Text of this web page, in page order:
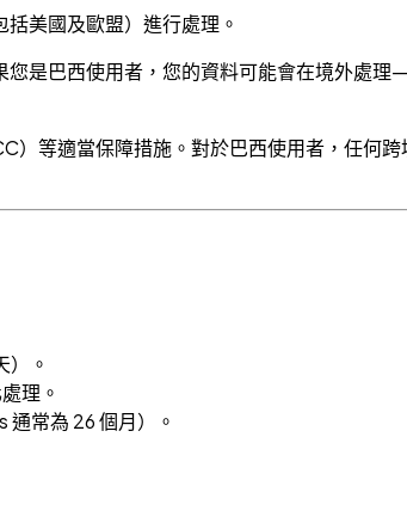
美國及歐盟）進行處理。
是巴西使用者，您的資料可能會在境外處
等適當保障措施。對於巴西使用者，任何
）。
理。
常為 26 個月）。